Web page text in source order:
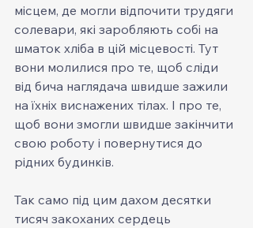
місцем, де могли відпочити трудяги
солевари, які заробляють собі на
шматок хліба в цій місцевості. Тут
вони молилися про те, щоб сліди
від бича наглядача швидше зажили
на їхніх виснажених тілах. І про те,
щоб вони змогли швидше закінчити
свою роботу і повернутися до
рідних будинків.
Так само під цим дахом десятки
тисяч закоханих сердець